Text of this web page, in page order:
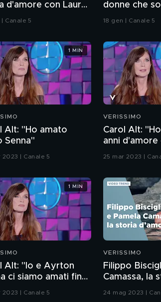
d'amore con Laura
Canale 5
donne che
18 gen | Canale 5
Alt: "Ho amato
Senna"
2023 | Canale 5
1 MIN
VERISSIMO
Carol Alt:
anni d'amore
mentre ero
25 mar 2023 |
Alt: "Io e Ayrton
ci siamo amati fino
scomparsa"
2023 | Canale 5
1 MIN
VERISSIMO
Filippo
Camassa, la
24 mag 2023 |